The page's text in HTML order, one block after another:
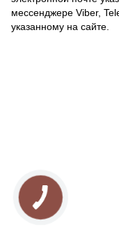
мессенджере Viber,
указанному на сайте.